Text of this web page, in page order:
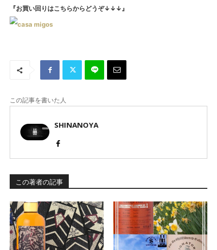
『お買い回りはこちらからどうぞ↓↓↓』
この記事を書いた人
SHINANOYA
この著者の記事